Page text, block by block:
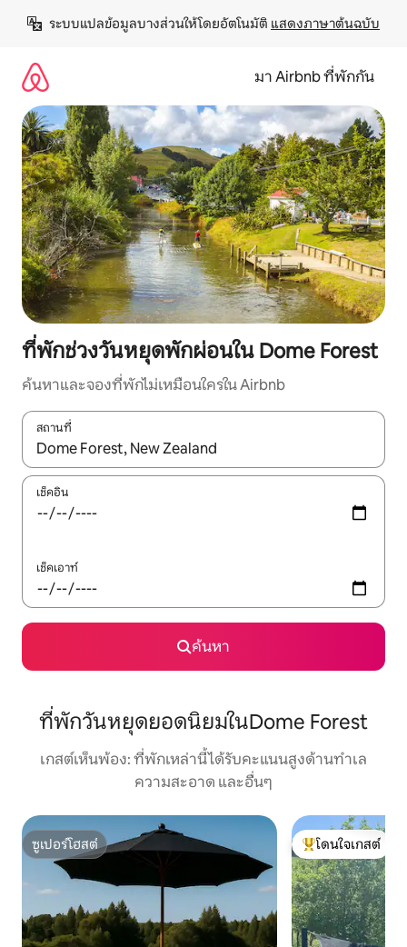
เนื้อหา
ระบบแปลข้อมูลบางส่วนให้โดยอัตโนมัติ แสดงภาษาต้นฉบับ
มา Airbnb ที่พักกัน
ที่พักช่วงวันหยุดพักผ่อนใน Dome Forest
ค้นหาและจองที่พักไม่เหมือนใครใน Airbnb
สถานที่
ใช้ลูกศรขึ้นลง หรือใช้การสัมผัสหรือปัด เพื่อสำรวจผลการค้นหา
เช็คอิน
เช็คเอาท์
ค้นหา
ที่พักวันหยุดยอดนิยมในDome Forest
เกสต์เห็นพ้อง: ที่พักเหล่านี้ได้รับคะแนนสูงด้านทำเล
ความสะอาด และอื่นๆ
ซูเปอร์โฮสต์
ซูเปอร์โฮสต์
โดนใจเกสต์ที่สุด
โดนใจเกสต์